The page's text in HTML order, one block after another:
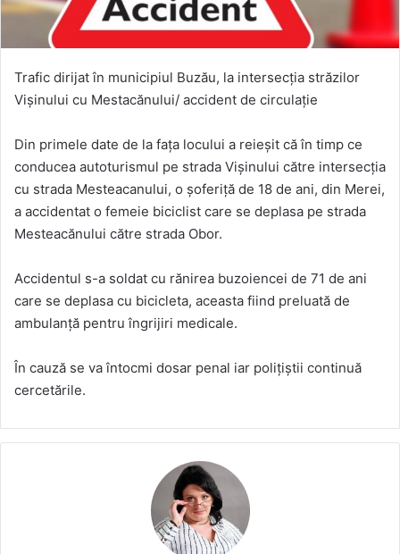
Trafic dirijat în municipiul Buzău, la intersecția străzilor
Vișinului cu Mestacănului/ accident de circulație
Din primele date de la fața locului a reieșit că în timp ce
conducea autoturismul pe strada Vișinului către intersecția
cu strada Mesteacanului, o șoferiță de 18 de ani, din Merei,
a accidentat o femeie biciclist care se deplasa pe strada
Mesteacănului către strada Obor.
Accidentul s-a soldat cu rănirea buzoiencei de 71 de ani
care se deplasa cu bicicleta, aceasta fiind preluată de
ambulanță pentru îngrijiri medicale.
În cauză se va întocmi dosar penal iar polițiștii continuă
cercetările.